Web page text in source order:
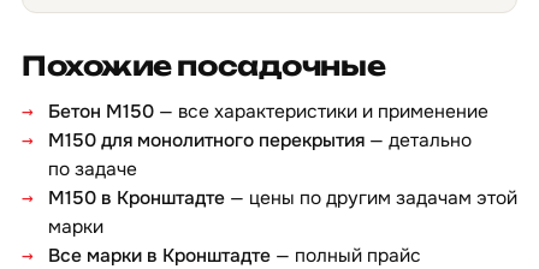
Похожие посадочные
Бетон М150 — все характеристики и применение
М150 для монолитного перекрытия — детально
по задаче
М150 в Кронштадте — цены по другим задачам этой
марки
Все марки в Кронштадте — полный прайс